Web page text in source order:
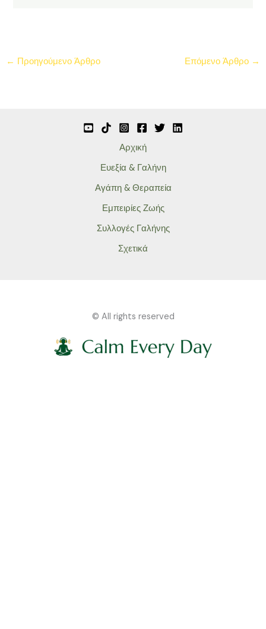
← Προηγούμενο Άρθρο Επόμενο Άρθρο →
Αρχική
Ευεξία & Γαλήνη
Αγάπη & Θεραπεία
Εμπειρίες Ζωής
Συλλογές Γαλήνης
Σχετικά
© All rights reserved